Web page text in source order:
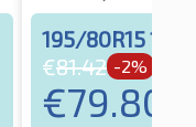
195/80R15
€81.42 -2%
€79.80